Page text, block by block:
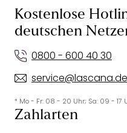
Shapewear und
den LASCANA Online-
Dessous, Unterwäsche,
inspirieren - BH oder
Ruhe anprobieren.
Bei LASCANA findest
Auswahl anBademode
Kostenlose
deutschen
0800 - 600 40 30
service@lascana.de
* Mo - Fr: 08 - 20 Uhr; Sa: 09 - 17
Zahlarten